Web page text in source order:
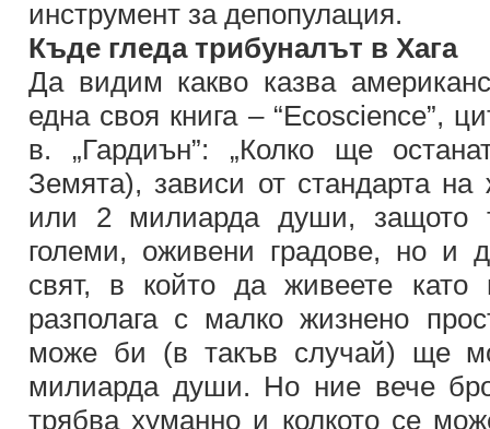
инструмент за депопулация.
Къде гледа трибуналът в Хага
Да видим какво казва
една своя книга – “Ecoscience”,
в. „Гардиън”: „Колко ще
Земята), зависи от стандарта
или 2 милиарда души, защото
големи, оживени градове, но и
свят, в който да живеете
разполага с малко жизнено
може би (в такъв случай) ще
милиарда души. Но ние вече
трябва хуманно и колкото се